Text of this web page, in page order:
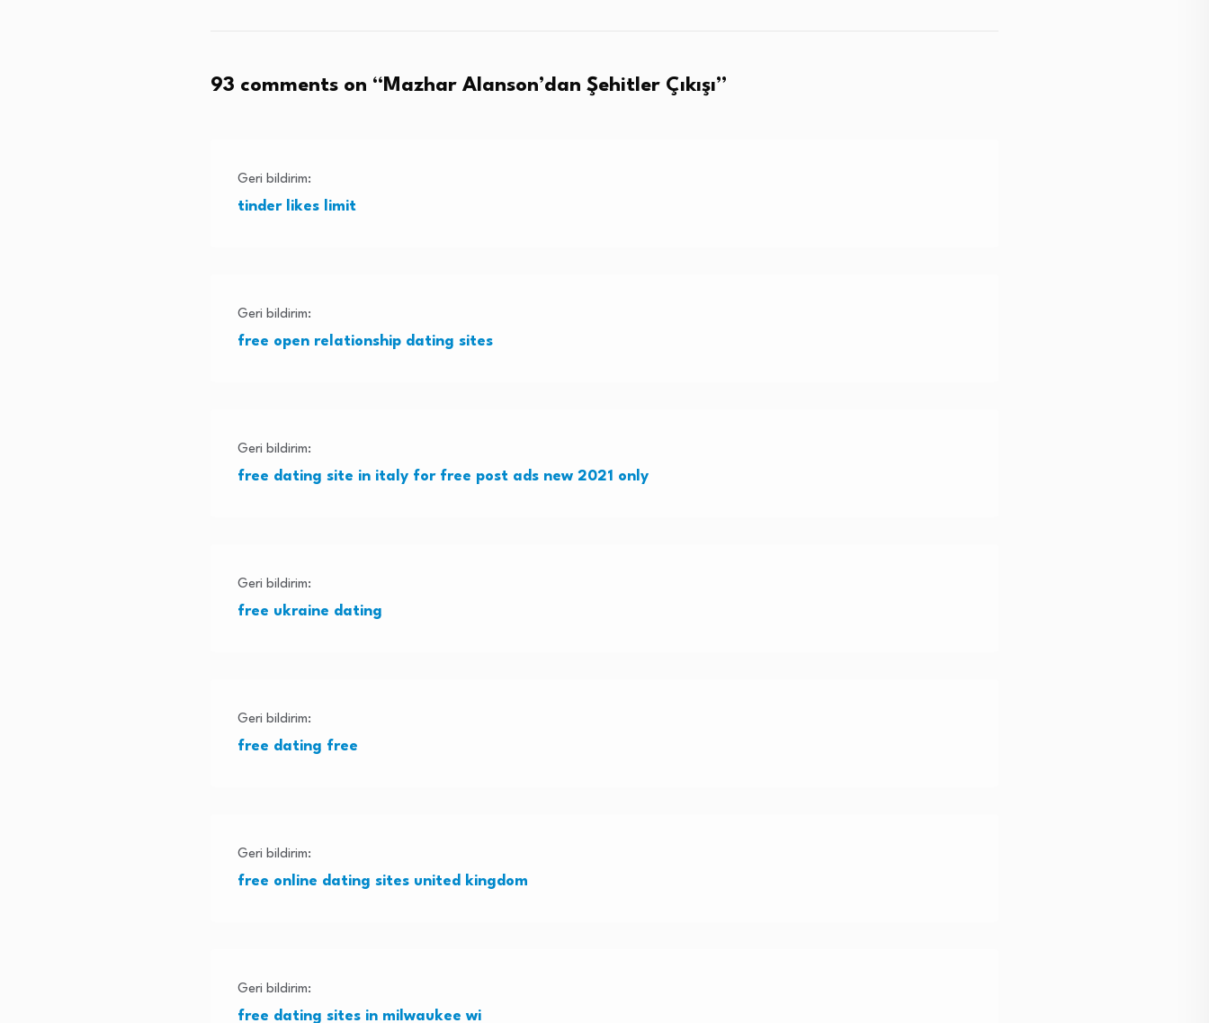
93 comments on “ Mazhar Alanson’dan Şehitler Çıkışı”
Geri bildirim:
tinder likes limit
Geri bildirim:
free open relationship dating sites
Geri bildirim:
free dating site in italy for free post ads new 2021 only
Geri bildirim:
free ukraine dating
Geri bildirim:
free dating free
Geri bildirim:
free online dating sites united kingdom
Geri bildirim:
free dating sites in milwaukee wi